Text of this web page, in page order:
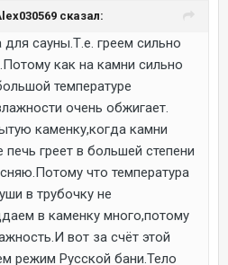
сказал:
сауны.Т.е. греем сильно
как на камни сильно
температуре
очень обжигает.
каменку,когда камни
греет в большей степени
что температура
в трубочку не
в каменку много,потому
вот за счёт этой
режим Русской бани.Тело